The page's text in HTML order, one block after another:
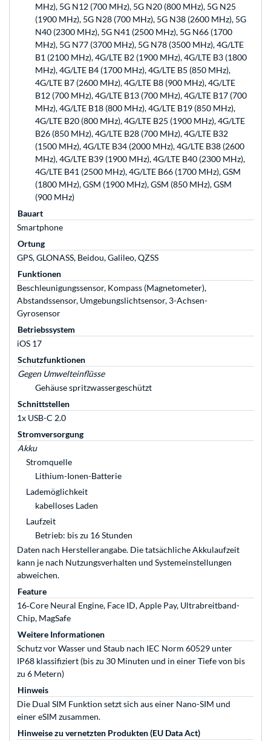
MHz), 5G N12 (700 MHz), 5G N20 (800 MHz), 5G N25
(1900 MHz), 5G N28 (700 MHz), 5G N38 (2600 MHz), 5G
N40 (2300 MHz), 5G N41 (2500 MHz), 5G N66 (1700
MHz), 5G N77 (3700 MHz), 5G N78 (3500 MHz), 4G/LTE
B1 (2100 MHz), 4G/LTE B2 (1900 MHz), 4G/LTE B3 (1800
MHz), 4G/LTE B4 (1700 MHz), 4G/LTE B5 (850 MHz),
4G/LTE B7 (2600 MHz), 4G/LTE B8 (900 MHz), 4G/LTE
B12 (700 MHz), 4G/LTE B13 (700 MHz), 4G/LTE B17 (700
MHz), 4G/LTE B18 (800 MHz), 4G/LTE B19 (850 MHz),
4G/LTE B20 (800 MHz), 4G/LTE B25 (1900 MHz), 4G/LTE
B26 (850 MHz), 4G/LTE B28 (700 MHz), 4G/LTE B32
(1500 MHz), 4G/LTE B34 (2000 MHz), 4G/LTE B38 (2600
MHz), 4G/LTE B39 (1900 MHz), 4G/LTE B40 (2300 MHz),
4G/LTE B41 (2500 MHz), 4G/LTE B66 (1700 MHz), GSM
(1800 MHz), GSM (1900 MHz), GSM (850 MHz), GSM
(900 MHz)
Bauart
Smartphone
Ortung
GPS, GLONASS, Beidou, Galileo, QZSS
Funktionen
Beschleunigungssensor, Kompass (Magnetometer),
Abstandssensor, Umgebungslichtsensor, 3-Achsen-
Gyrosensor
Betriebssystem
iOS 17
Schutzfunktionen
Gegen Umwelteinflüsse
Gehäuse spritzwassergeschützt
Schnittstellen
1x USB-C 2.0
Stromversorgung
Akku
Stromquelle
Lithium-Ionen-Batterie
Lademöglichkeit
kabelloses Laden
Laufzeit
Betrieb: bis zu 16 Stunden
Daten nach Herstellerangabe. Die tatsächliche Akkulaufzeit
kann je nach Nutzungsverhalten und Systemeinstellungen
abweichen.
Feature
16‑Core Neural Engine, Face ID, Apple Pay, Ultrabreitband-
Chip, MagSafe
Weitere Informationen
Schutz vor Wasser und Staub nach IEC Norm 60529 unter
IP68 klassifiziert (bis zu 30 Minuten und in einer Tiefe von bis
zu 6 Metern)
Hinweis
Die Dual SIM Funktion setzt sich aus einer Nano-SIM und
einer eSIM zusammen.
Hinweise zu vernetzten Produkten (EU Data Act)